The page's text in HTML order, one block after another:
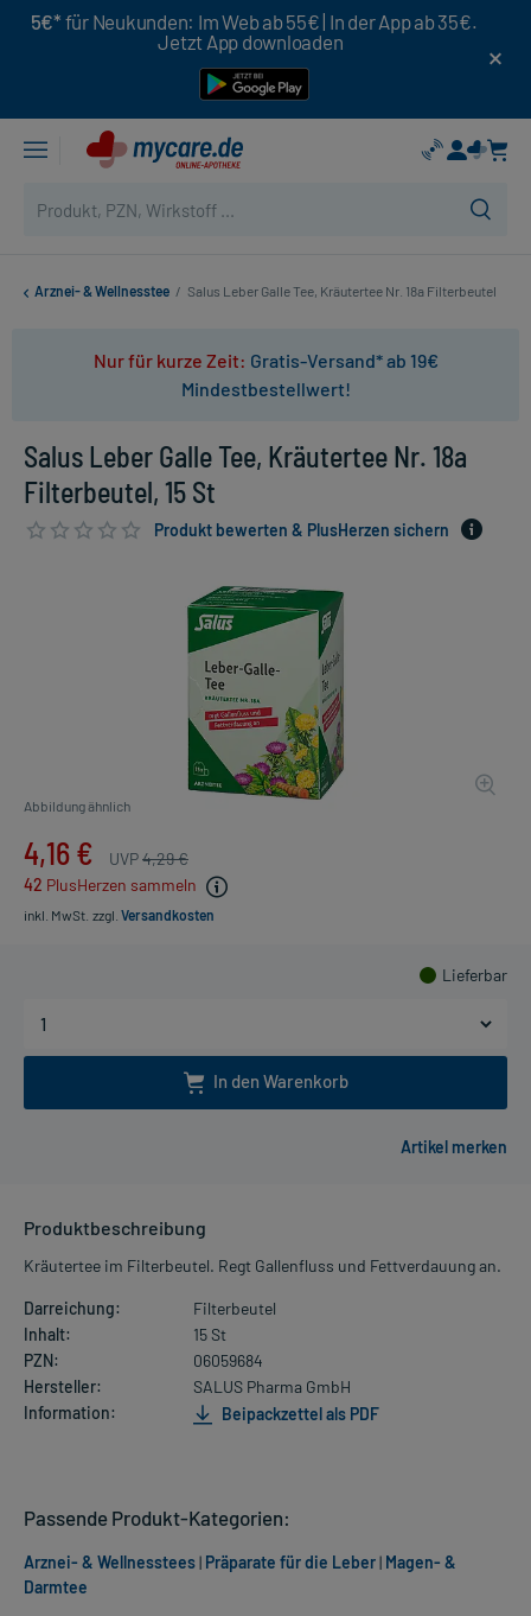
5€* für Neukunden: Im Web ab 55€ | In der App ab 35€.
Jetzt App downloaden
Arznei- & Wellnesstee / Salus Leber Galle Tee, Kräutertee Nr. 18a Filterbeutel
Nur für kurze Zeit: Gratis-Versand* ab 19€
Mindestbestellwert!
Salus Leber Galle Tee, Kräutertee Nr. 18a
Filterbeutel, 15 St
Produkt bewerten & PlusHerzen sichern
Abbildung ähnlich
4,16 € UVP4,29 €
42 PlusHerzen sammeln
inkl. MwSt. zzgl. Versandkosten
Lieferbar
In den Warenkorb
Produktbeschreibung
Kräutertee im Filterbeutel. Regt Gallenfluss und Fettverdauung an.
Darreichung:
Filterbeutel
Inhalt:
15 St
PZN:
06059684
Hersteller:
SALUS Pharma GmbH
Information:
Beipackzettel als PDF
Passende Produkt-Kategorien:
Arznei- & Wellnesstees| Präparate für die Leber| Magen- &
Darmtee